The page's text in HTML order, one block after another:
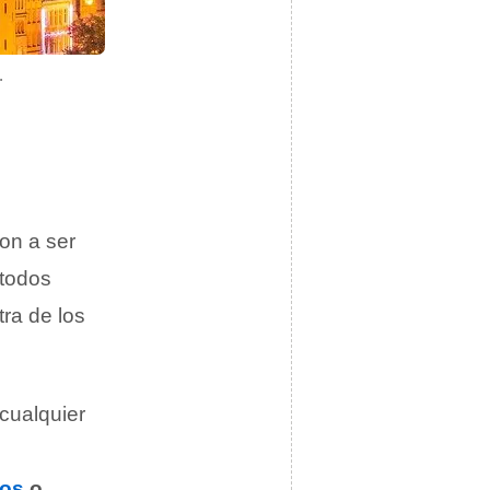
a ser
de los